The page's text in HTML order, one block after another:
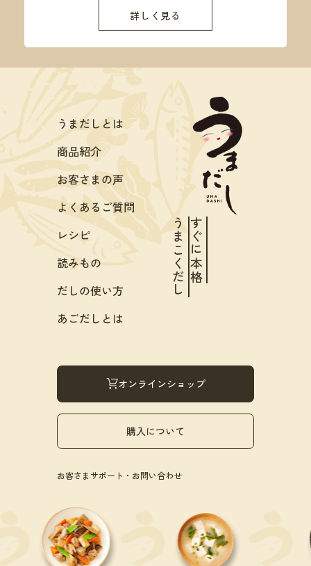
詳しく見る
すぐに本格
うまこくだし
うまだしとは
商品紹介
お客さまの声
よくあるご質問
レシピ
読みもの
だしの使い方
あごだしとは
オンラインショップ
購入について
お客さまサポート・お問い合わせ